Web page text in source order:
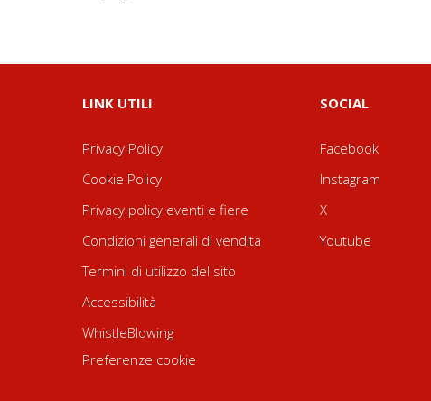
LINK UTILI
Privacy Policy
Cookie Policy
Privacy policy eventi e fiere
Condizioni generali di vendita
Termini di utilizzo del sito
Accessibilità
WhistleBlowing
Preferenze cookie
SOCIAL
Facebook
Instagram
X
Youtube